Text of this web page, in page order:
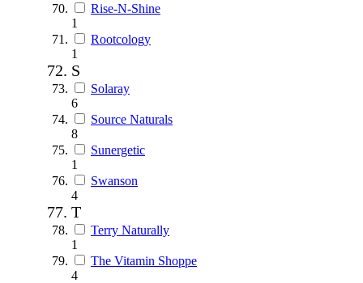
Rise-N-Shine
1
Rootcology
1
S
Solaray
6
Source Naturals
8
Sunergetic
1
Swanson
4
T
Terry Naturally
1
The Vitamin Shoppe
4